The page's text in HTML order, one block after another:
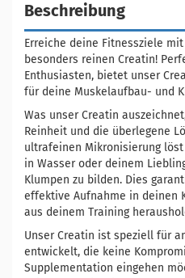
Beschreibung
Erreiche deine Fitnessziele
besonders reinen Creatin!
Enthusiasten, bietet unser
für deine Muskelaufbau- und
Was unser Creatin
Reinheit und die überlegene
ultrafeinen Mikronisierung
in Wasser oder deinem
Klumpen zu bilden. Dies
effektive Aufnahme in deinen
aus deinem Training
Unser Creatin ist speziell für
entwickelt, die keine
Supplementation eingehen